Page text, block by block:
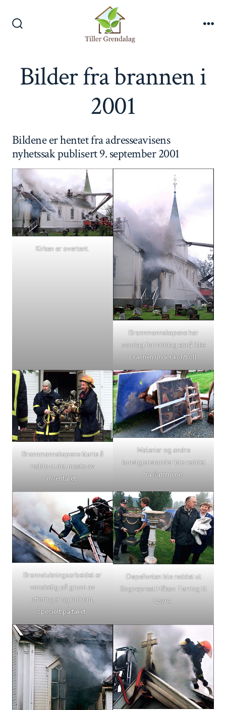
Bilder fra brannen i
2001
Bildene er hentet fra adresseavisens
nyhetssak publisert 9. september 2001
Kirken er overtent.
Brannmannskapene har
søndag formiddag ennå ikke
brannen under kontroll
Brannmannskapene klarte å
redde ut det meste av
inventaret
Malerier og andre
kunstgjenstander ble reddet
fra flammene
Brannslukningsarbeidet er
vanskelig på grunn av
utforinger og hulrom,
spesielt på taket
Døpefonten ble reddet ut.
Sogneprest Håkon Tørring til
høyre.